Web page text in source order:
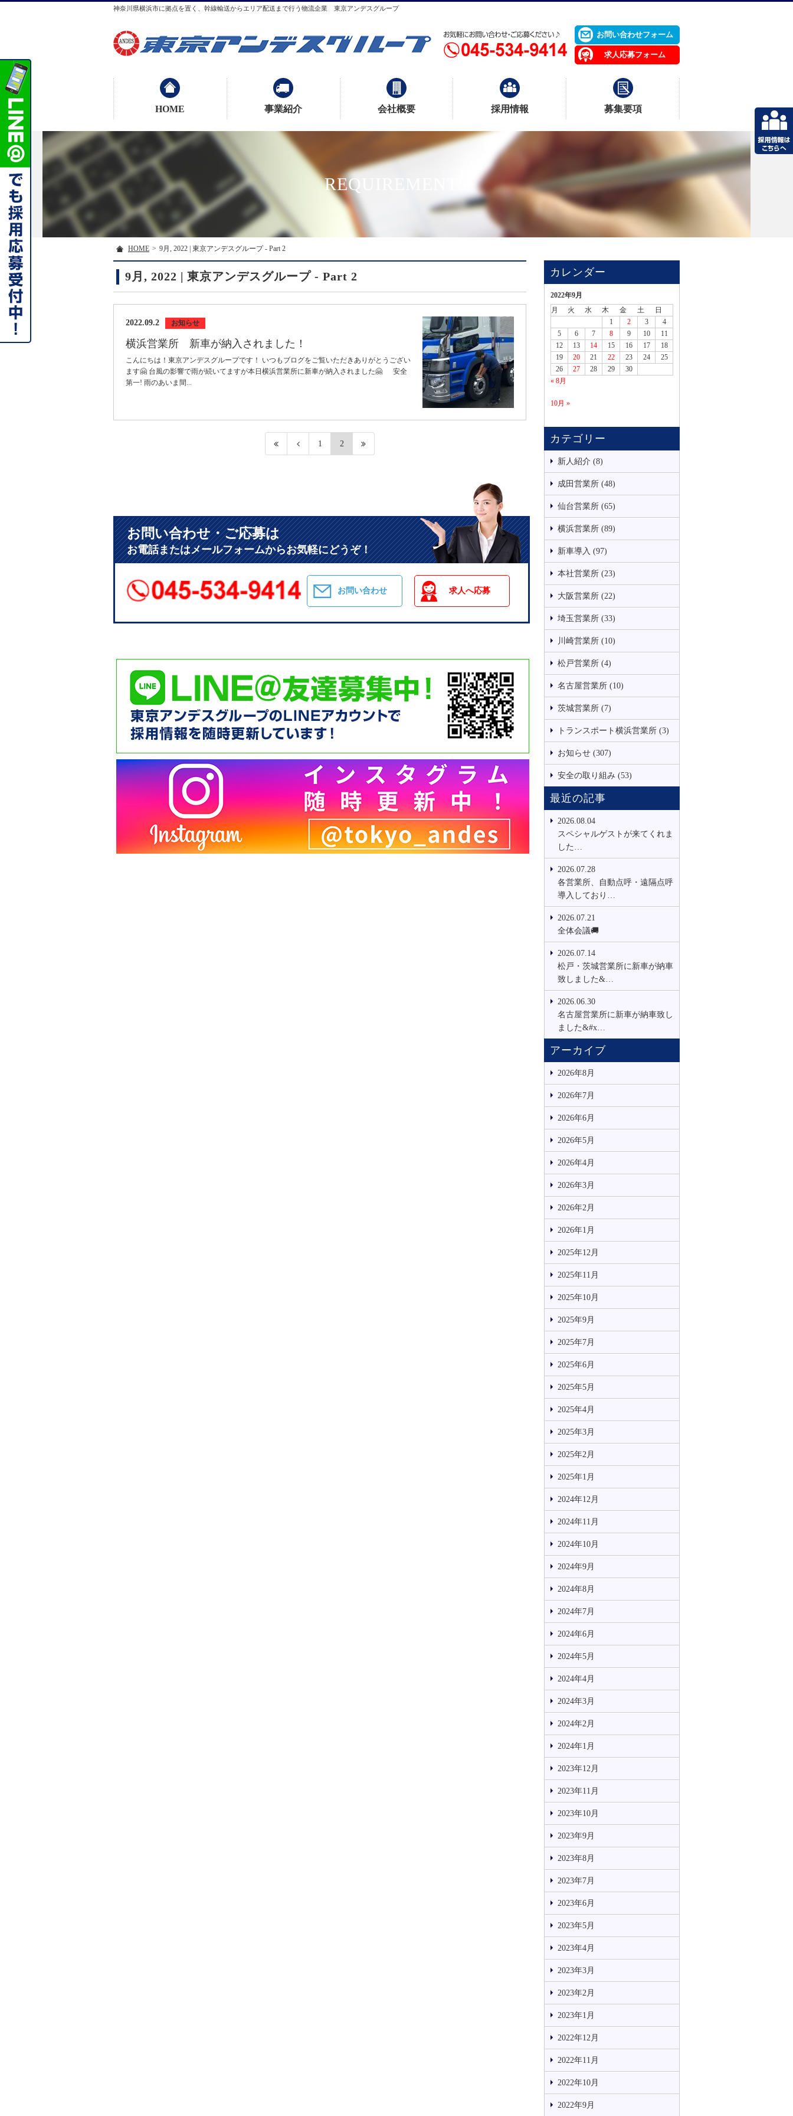
神奈川県横浜市に拠点を置く、幹線輸送からエリア配送まで行う物流企業 東京アンデスグループ
お問い合わせフォーム
求人応募フォーム
HOME 事業紹介 会社概要 採用情報 募集要項
REQUIREMENTS
HOME > 9月, 2022 | 東京アンデスグループ - Part 2
9月, 2022 | 東京アンデスグループ - Part 2
2022.09.2 お知らせ
横浜営業所 新車が納入されました！
こんにちは！東京アンデスグループです！ いつもブログをご覧いただきありがとうござい
ます🤗 台風の影響で雨が続いてますが本日横浜営業所に新車が納入されました🤗 安全
第一! 雨のあいま間...
1 2
お問い合わせ・ご応募は
お電話またはメールフォームからお気軽にどうぞ！
お問い合わせ 求人へ応募
カレンダー
2022年9月
月
火 水 木 金 土
日
1
2 3
4
5
6 7 8 9 10
11
12
13 14 15 16 17
18
19
20 21 22 23 24
25
26
27 28 29
30
« 8月
10月 »
カテゴリー
新人紹介 (8)
成田営業所 (48)
仙台営業所 (65)
横浜営業所 (89)
新車導入 (97)
本社営業所 (23)
大阪営業所 (22)
埼玉営業所 (33)
川崎営業所 (10)
松戸営業所 (4)
名古屋営業所 (10)
茨城営業所 (7)
トランスポート横浜営業所 (3)
お知らせ (307)
安全の取り組み (53)
最近の記事
2026.08.04
スペシャルゲストが来てくれま
した…
2026.07.28
各営業所、自動点呼・遠隔点呼
導入しており…
2026.07.21
全体会議🚚
2026.07.14
松戸・茨城営業所に新車が納車
致しました&…
2026.06.30
名古屋営業所に新車が納車致し
ました&#x…
アーカイブ
2026年8月
2026年7月
2026年6月
2026年5月
2026年4月
2026年3月
2026年2月
2026年1月
2025年12月
2025年11月
2025年10月
2025年9月
2025年7月
2025年6月
2025年5月
2025年4月
2025年3月
2025年2月
2025年1月
2024年12月
2024年11月
2024年10月
2024年9月
2024年8月
2024年7月
2024年6月
2024年5月
2024年4月
2024年3月
2024年2月
2024年1月
2023年12月
2023年11月
2023年10月
2023年9月
2023年8月
2023年7月
2023年6月
2023年5月
2023年4月
2023年3月
2023年2月
2023年1月
2022年12月
2022年11月
2022年10月
2022年9月